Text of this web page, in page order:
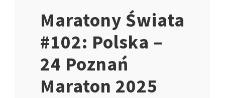
Maratony Świata
#102: Polska –
24 Poznań
Maraton 2025